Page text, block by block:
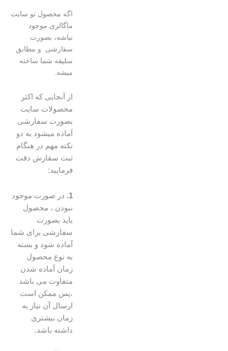
اگه محصول تو سایت
ماگالری موجود
نباشه، بصورت
سفارشی و مطابق
سلیقه شما ساخته
میشه.
از آنجایی که اکثر
محصولات سایت
بصورت سفارشی
آماده میشود به دو
نکته مهم در هنگام
ثبت سفارش دقت
فرمایید:
در صورت موجود
نبودن ، محصول
باید بصورت
سفارشی برای شما
آماده شود و بسته
به نوع محصول
زمان آماده شدن
متفاوت می باشد
،پس ممکن است
ارسال آن نیاز به
زمان بیشتری
داشته باشد.